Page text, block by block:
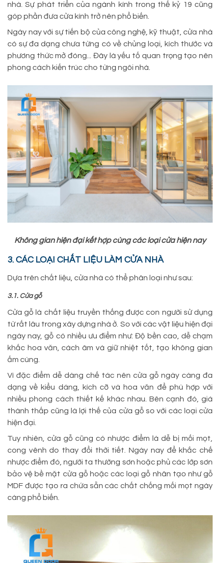
nhà. Sự phát triển của ngành kính trong thế kỷ 19 cũng
góp phần đưa cửa kính trở nên phổ biến.
Ngày nay với sự tiến bộ của công nghệ, kỹ thuật, cửa nhà
có sự đa dạng chưa từng có về chủng loại, kích thước và
phương thức mở đóng... Đây là yếu tố quan trọng tạo nên
phong cách kiến trúc cho từng ngôi nhà.
Không gian hiện đại kết hợp cùng các loại cửa hiện nay
3. CÁC LOẠI CHẤT LIỆU LÀM CỬA NHÀ
Dựa trên chất liệu, cửa nhà có thể phân loại như sau:
3.1. Cửa gỗ
Cửa gỗ là chất liệu truyền thống được con người sử dụng
từ rất lâu trong xây dựng nhà ở. So với các vật liệu hiện đại
ngày nay, gỗ có nhiều ưu điểm như: Độ bền cao, dễ chạm
khắc hoa văn, cách âm và giữ nhiệt tốt, tạo không gian
ấm cúng.
Vì đặc điểm dễ dàng chế tác nên cửa gỗ ngày càng đa
dạng về kiểu dáng, kích cỡ và hoa văn để phù hợp với
nhiều phong cách thiết kế khác nhau. Bên cạnh đó, giá
thành thấp cũng là lợi thế của cửa gỗ so với các loại cửa
hiện đại.
Tuy nhiên, cửa gỗ cũng có nhược điểm là dễ bị mối mọt,
cong vênh do thay đổi thời tiết. Ngày nay để khắc chế
nhược điểm đó, người ta thường sơn hoặc phủ các lớp sơn
bảo vệ bề mặt cửa gỗ hoặc các loại gỗ nhân tạo như gỗ
MDF được tạo ra chứa sẵn các chất chống mối mọt ngày
càng phổ biến.